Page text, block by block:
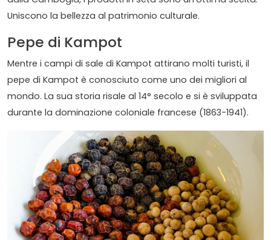
Uniscono la bellezza al patrimonio culturale.
Pepe di Kampot
Mentre i campi di sale di Kampot attirano molti turisti, il
pepe di Kampot è conosciuto come uno dei migliori al
mondo. La sua storia risale al 14° secolo e si è sviluppata
durante la dominazione coloniale francese (1863-1941).